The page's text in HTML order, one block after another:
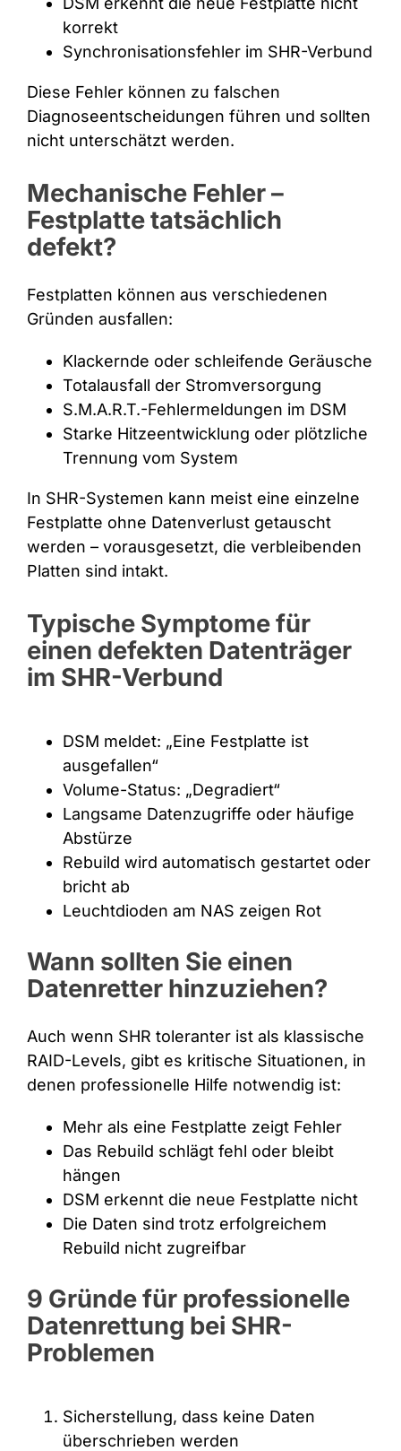
korrekt
Synchronisationsfehler im SHR-Verbund
Diese Fehler können zu falschen
Diagnoseentscheidungen führen und sollten
nicht unterschätzt werden.
Mechanische Fehler –
Festplatte tatsächlich
defekt?
Festplatten können aus verschiedenen
Gründen ausfallen:
Klackernde oder schleifende Geräusche
Totalausfall der Stromversorgung
S.M.A.R.T.-Fehlermeldungen im DSM
Starke Hitzeentwicklung oder plötzliche
Trennung vom System
In SHR-Systemen kann meist eine einzelne
Festplatte ohne Datenverlust getauscht
werden – vorausgesetzt, die verbleibenden
Platten sind intakt.
Typische Symptome für
einen defekten Datenträger
im SHR-Verbund
DSM meldet: „Eine Festplatte ist
ausgefallen“
Volume-Status: „Degradiert“
Langsame Datenzugriffe oder häufige
Abstürze
Rebuild wird automatisch gestartet oder
bricht ab
Leuchtdioden am NAS zeigen Rot
Wann sollten Sie einen
Datenretter hinzuziehen?
Auch wenn SHR toleranter ist als klassische
RAID-Levels, gibt es kritische Situationen, in
denen professionelle Hilfe notwendig ist:
Mehr als eine Festplatte zeigt Fehler
Das Rebuild schlägt fehl oder bleibt
hängen
DSM erkennt die neue Festplatte nicht
Die Daten sind trotz erfolgreichem
Rebuild nicht zugreifbar
9 Gründe für professionelle
Datenrettung bei SHR-
Problemen
Sicherstellung, dass keine Daten
überschrieben werden